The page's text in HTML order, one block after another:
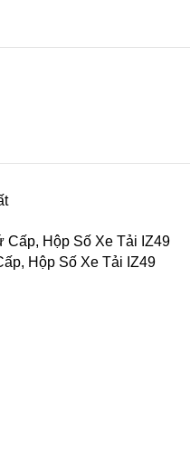
Hộp Số Xe Tải IZ49